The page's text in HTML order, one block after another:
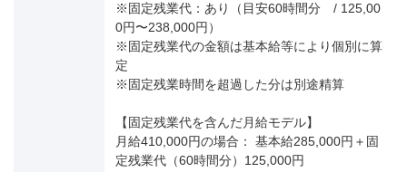
※固定残業代：あり（目安60時間分 / 125,00
0円〜238,000円）
※固定残業代の金額は基本給等により個別に算
定
※固定残業時間を超過した分は別途精算
【固定残業代を含んだ月給モデル】
月給410,000円の場合： 基本給285,000円＋固
定残業代（60時間分）125,000円